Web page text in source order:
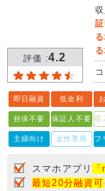
評価 :4.2
即日融資 低金利
担保不要 保証人不要 収
主婦向け 女性専用 フ
スマホアプリ
最短20分融資可